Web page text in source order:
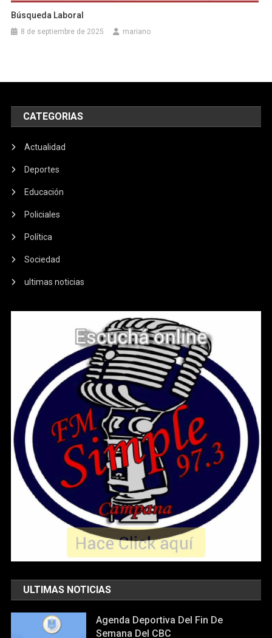
Búsqueda Laboral
8 de septiembre de 2025 mariano
CATEGORIAS
Actualidad
Deportes
Educación
Policiales
Política
Sociedad
ultimas noticias
ULTIMAS NOTICIAS
Agenda Deportiva Del Fin De
Semana Del CBC